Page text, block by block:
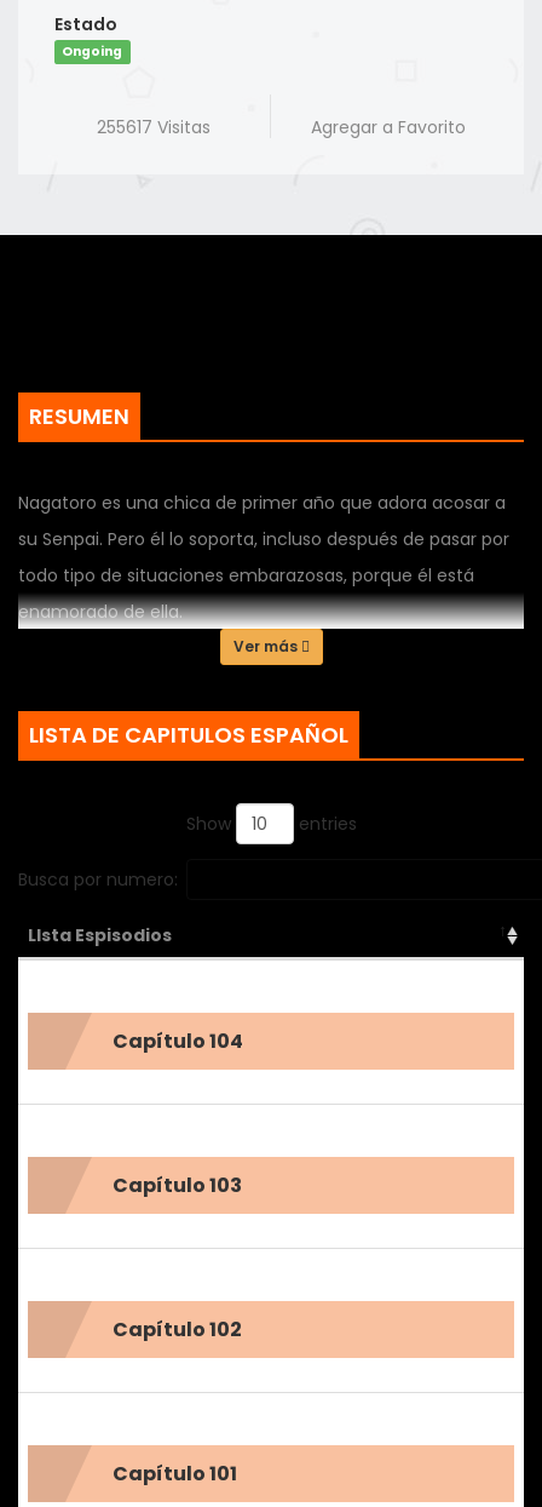
Estado
Ongoing
255617 Visitas Agregar a Favorito
RESUMEN
Nagatoro es una chica de primer año que adora acosar a
su Senpai. Pero él lo soporta, incluso después de pasar por
todo tipo de situaciones embarazosas, porque él está
enamorado de ella.
Ver más
LISTA DE CAPITULOS ESPAÑOL
Show entries
Busca por numero:
LIsta Espisodios
Capítulo 104
Capítulo 103
Capítulo 102
Capítulo 101